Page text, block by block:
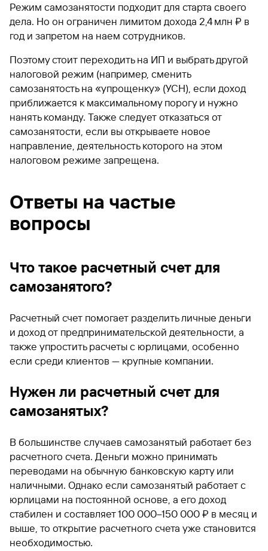
Режим самозанятости подходит для старта своего
дела. Но он ограничен лимитом дохода 2,4 млн ₽ в
год и запретом на наем сотрудников.
Поэтому стоит переходить на ИП и выбрать другой
налоговой режим (например, сменить
самозанятость на «упрощенку» (УСН), если доход
приближается к максимальному порогу и нужно
нанять команду. Также следует отказаться от
самозанятости, если вы открываете новое
направление, деятельность которого на этом
налоговом режиме запрещена.
Ответы на частые
вопросы
Что такое расчетный счет для
самозанятого?
Расчетный счет помогает разделить личные деньги
и доход от предпринимательской деятельности, а
также упростить расчеты с юрлицами, особенно
если среди клиентов — крупные компании.
Нужен ли расчетный счет для
самозанятых?
В большинстве случаев самозанятый работает без
расчетного счета. Деньги можно принимать
переводами на обычную банковскую карту или
наличными. Однако если самозанятый работает с
юрлицами на постоянной основе, а его доход
стабилен и составляет 100 000–150 000 ₽ в месяц и
выше, то открытие расчетного счета уже становится
необходимостью.